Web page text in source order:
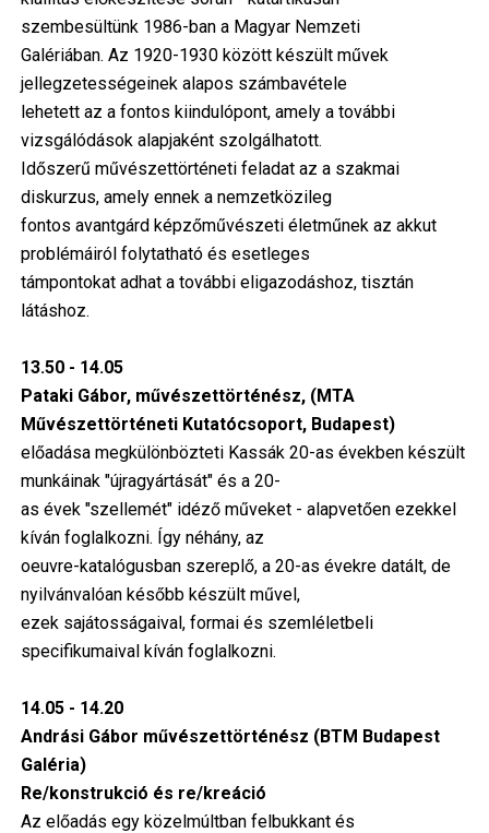
szembesültünk 1986-ban a Magyar Nemzeti
Galériában. Az 1920-1930 között készült művek
jellegzetességeinek alapos számbavétele
lehetett az a fontos kiindulópont, amely a további
vizsgálódások alapjaként szolgálhatott.
Időszerű művészettörténeti feladat az a szakmai
diskurzus, amely ennek a nemzetközileg
fontos avantgárd képzőművészeti életműnek az akkut
problémáiról folytatható és esetleges
támpontokat adhat a további eligazodáshoz, tisztán
látáshoz.
13.50 - 14.05
Pataki Gábor, művészettörténész, (MTA
Művészettörténeti Kutatócsoport, Budapest)
előadása megkülönbözteti Kassák 20-as években készült
munkáinak "újragyártását" és a 20-
as évek "szellemét" idéző műveket - alapvetően ezekkel
kíván foglalkozni. Így néhány, az
oeuvre-katalógusban szereplő, a 20-as évekre datált, de
nyilvánvalóan később készült művel,
ezek sajátosságaival, formai és szemléletbeli
specifikumaival kíván foglalkozni.
14.05 - 14.20
Andrási Gábor művészettörténész (BTM Budapest
Galéria)
Re/konstrukció és re/kreáció
Az előadás egy közelmúltban felbukkant és